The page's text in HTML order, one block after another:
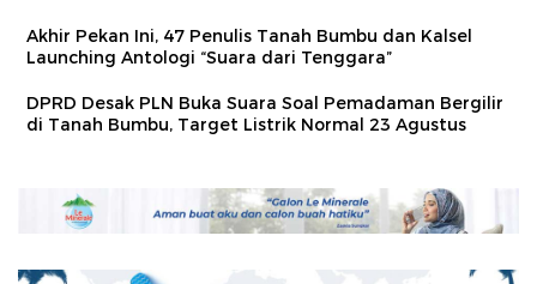
Akhir Pekan Ini, 47 Penulis Tanah Bumbu dan Kalsel
Launching Antologi “Suara dari Tenggara”
DPRD Desak PLN Buka Suara Soal Pemadaman Bergilir
di Tanah Bumbu, Target Listrik Normal 23 Agustus